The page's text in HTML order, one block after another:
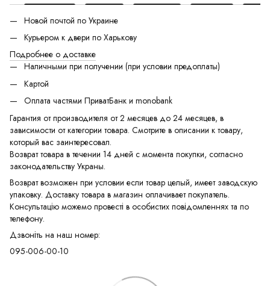
Новой почтой по Украине
Курьером к двери по Харькову
Подробнее о доставке
Наличными при получении (при условии предоплаты)
Картой
Оплата частями ПриватБанк и monobank
Гарантия от производителя от 2 месяцев до 24 месяцев, в
зависимости от категории товара. Смотрите в описании к товару,
который вас заинтересовал.
Возврат товара в течении 14 дней с момента покупки, согласно
законодательству Украны.
Возврат возможен при условии если товар целый, имеет заводскую
упаковку. Доставку товара в магазин оплачивает покупатель.
Консультацію можемо провесті в особистих повідомленнях та по
телефону.
Дзвоніть на наш номер:
095-006-00-10